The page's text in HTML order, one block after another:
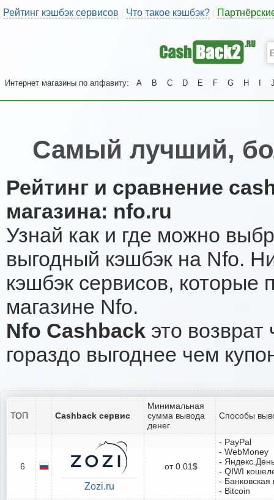
Рейтинг кэшбэк сервисов | Что такое кэшбэк?
Интернет магазины по алфавиту: A B C D E F G H
Самый лучший,
Рейтинг и сравнение
магазина: nfo.ru
Узнай как и где можно
выгодный кэшбэк на Nfo.
кэшбэк сервисов, которые
магазине Nfo.
Nfo Cashback это
гораздо выгоднее чем
ТОП Cashback сервис
Минимальная
сумма вывода
денег
Способы
6
Zozi.ru
от 0.01$
- PayPal
- WebMoney
-
- QIWI
- Банковская
- Bitcoin